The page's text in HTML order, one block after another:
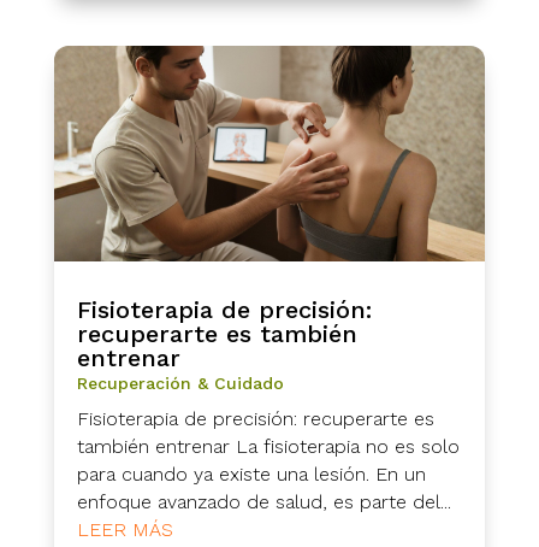
Fisioterapia de precisión:
recuperarte es también
entrenar
Recuperación & Cuidado
Fisioterapia de precisión: recuperarte es
también entrenar La fisioterapia no es solo
para cuando ya existe una lesión. En un
enfoque avanzado de salud, es parte del...
LEER MÁS